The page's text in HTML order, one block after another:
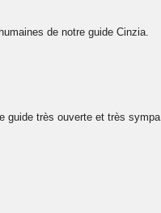
de notre guide Cinzia.
guide très ouverte et très